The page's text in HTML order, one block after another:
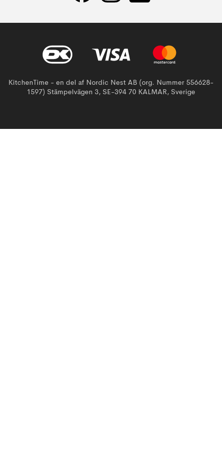
KitchenTime - en del af Nordic Nest AB (org. Nummer 556628-
1597) Stämpelvägen 3, SE-394 70 KALMAR, Sverige